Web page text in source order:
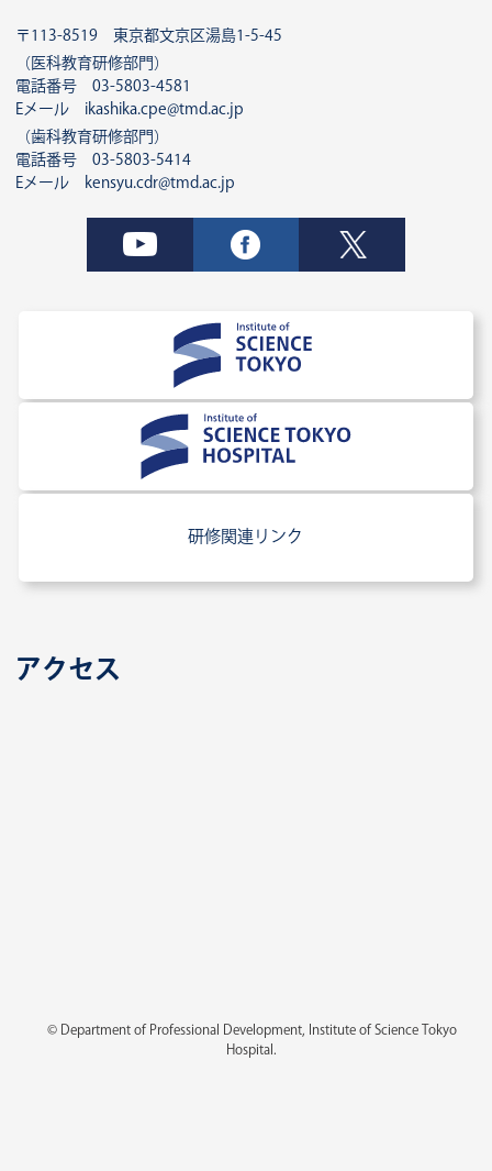
〒113-8519 東京都文京区湯島1-5-45
（医科教育研修部門）
電話番号 03-5803-4581
Eメール ikashika.cpe@tmd.ac.jp
（歯科教育研修部門）
電話番号 03-5803-5414
Eメール kensyu.cdr@tmd.ac.jp
研修関連リンク
アクセス
© Department of Professional Development, Institute of Science Tokyo
Hospital.